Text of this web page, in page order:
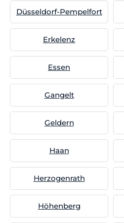
Düsseldorf-Pempelfort
Erkelenz
Essen
Gangelt
Geldern
Haan
Herzogenrath
Höhenberg